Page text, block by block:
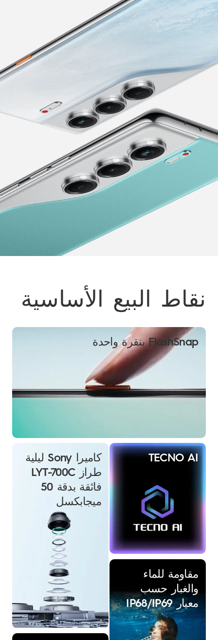
POVA
مقارنة النماذج
AR
EN
نقاط البيع الأساسية
FlashSnap بنقرة واحدة
كاميرا Sony ليلية
طراز LYT-700C
فائقة بدقة 50
ميجابكسل
TECNO AI
مقاومة للماء
والغبار حسب
معيار IP68/IP69